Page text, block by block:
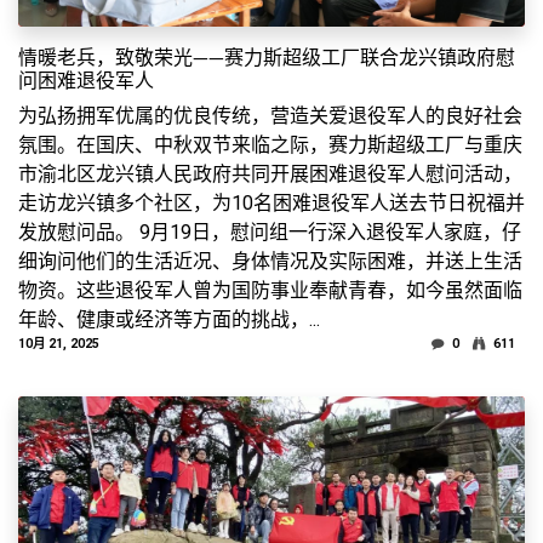
情暖老兵，致敬荣光——赛力斯超级工厂联合龙兴镇政府慰
问困难退役军人
为弘扬拥军优属的优良传统，营造关爱退役军人的良好社会
氛围。在国庆、中秋双节来临之际，赛力斯超级工厂与重庆
市渝北区龙兴镇人民政府共同开展困难退役军人慰问活动，
走访龙兴镇多个社区，为10名困难退役军人送去节日祝福并
发放慰问品。 9月19日，慰问组一行深入退役军人家庭，仔
细询问他们的生活近况、身体情况及实际困难，并送上生活
物资。这些退役军人曾为国防事业奉献青春，如今虽然面临
年龄、健康或经济等方面的挑战，...
10月 21, 2025 0 611